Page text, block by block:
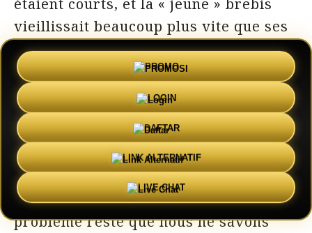
étaient courts, et la « jeune » brebis
vieillissait beaucoup plus vite que ses
pairs non clonés. Finalement, elle
mourut à l’âge de six ans à cause d’une
maladie pulmonaire.
Pour ce qui est de l’Homme, la clé de
l’immortalité serait « d’avoir un
mécanisme qui pourrait réinitialiser
l’horloge » selonHoward Thomas. Le
problème reste que nous ne savons
PROMO
LOGIN
DAFTAR
LINK ALTERNATIF
LIVE CHAT